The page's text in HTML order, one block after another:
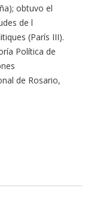
obtuvo el
de l
(París III).
Política de
de Rosario,